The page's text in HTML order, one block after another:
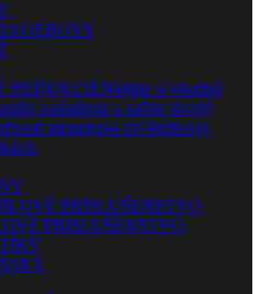
REDUKCIENájdite si vhodnú
zariadenie a zažite skvelý
prepojenia pri štúdiovej,
PRÍSLUŠENSTVO
PRÍSLUŠENSTVO